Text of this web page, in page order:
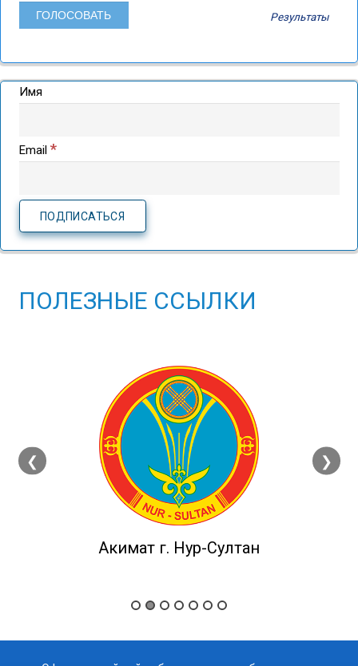
Результаты
Имя
Email *
ПОЛЕЗНЫЕ ССЫЛКИ
❮
Акимат г. Нур-Султан
❯